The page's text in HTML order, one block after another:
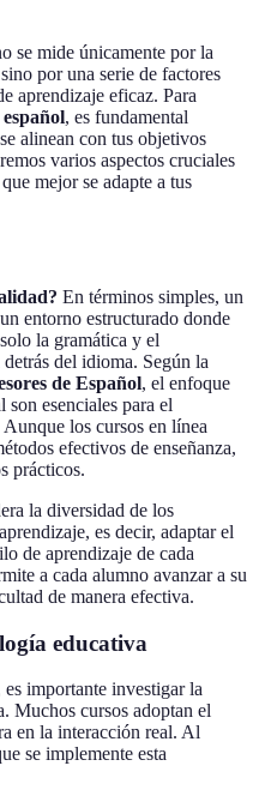
se mide únicamente por la
por una serie de factores
aprendizaje eficaz. Para
, es fundamental
alinean con tus objetivos
varios aspectos cruciales
mejor se adapte a tus
En términos simples, un
entorno estructurado donde
la gramática y el
del idioma. Según la
de Español, el enfoque
esenciales para el
los cursos en línea
efectivos de enseñanza,
prácticos.
la diversidad de los
es decir, adaptar el
de aprendizaje de cada
a cada alumno avanzar a su
de manera efectiva.
educativa
es importante investigar la
Muchos cursos adoptan el
en la interacción real. Al
se implemente esta